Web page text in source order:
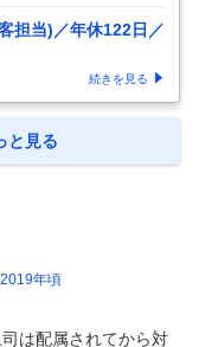
担当)／年休122日／
続きを見る
と見る
2019年頃
は配属されてから対